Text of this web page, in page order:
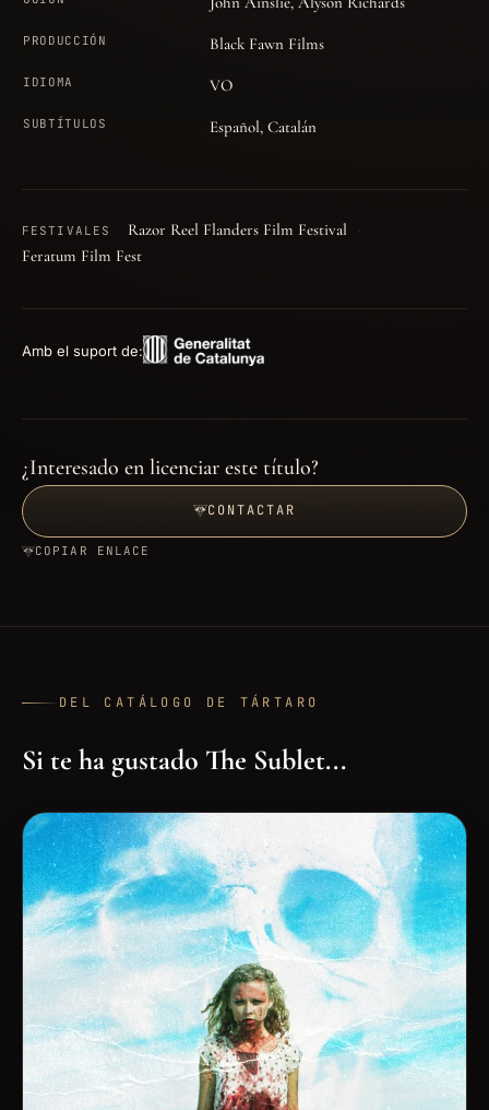
PRODUCCIÓN Black Fawn Films
IDIOMA VO
SUBTÍTULOS Español, Catalán
FESTIVALES
Razor Reel Flanders Film Festival
Feratum Film Fest
Amb el suport de:
¿Interesado en licenciar este título?
CONTACTAR
COPIAR ENLACE
DEL CATÁLOGO DE TÁRTARO
Si te ha gustado The Sublet...